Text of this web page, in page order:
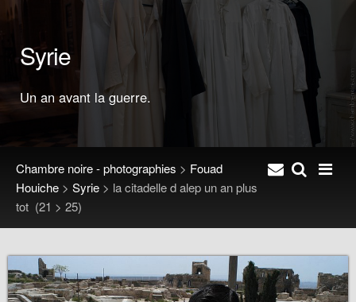
Syrie
Un an avant la guerre.
Chambre noire - photographies > Fouad
Houiche > Syrie > la citadelle d alep un an plus
tot (21 > 25)